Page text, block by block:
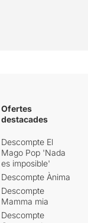
Ofertes
destacades
Descompte El
Mago Pop 'Nada
es imposible'
Descompte Ànima
Descompte
Mamma mia
Descompte